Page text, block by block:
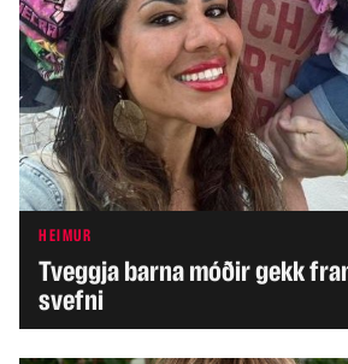
HEIMUR
Tveggja barna móðir gekk
svefni